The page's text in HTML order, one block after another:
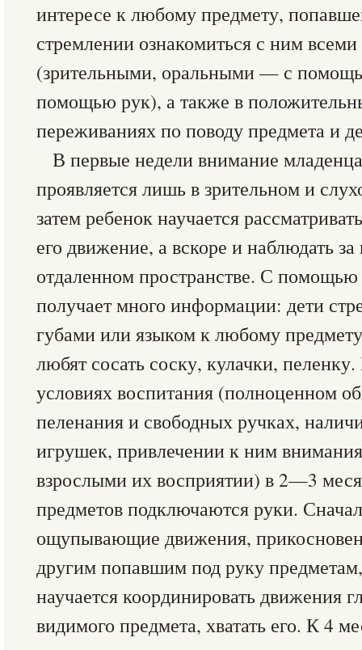
интересе к любому предмету,
стремлении ознакомиться с ним
(зрительными, оральными — с
помощью рук), а также в
переживаниях по поводу предмета и
В первые недели внимание
проявляется лишь в зрительном и
затем ребенок научается
его движение, а вскоре и наблюдать
отдаленном пространстве. С
получает много информации: дети
губами или языком к любому
любят сосать соску, кулачки,
условиях воспитания (полноценном
пеленания и свободных ручках,
игрушек, привлечении к ним
взрослыми их восприятии) в 2—3
предметов подключаются руки.
ощупывающие движения,
другим попавшим под руку
научается координировать движения
видимого предмета, хватать его. К 4